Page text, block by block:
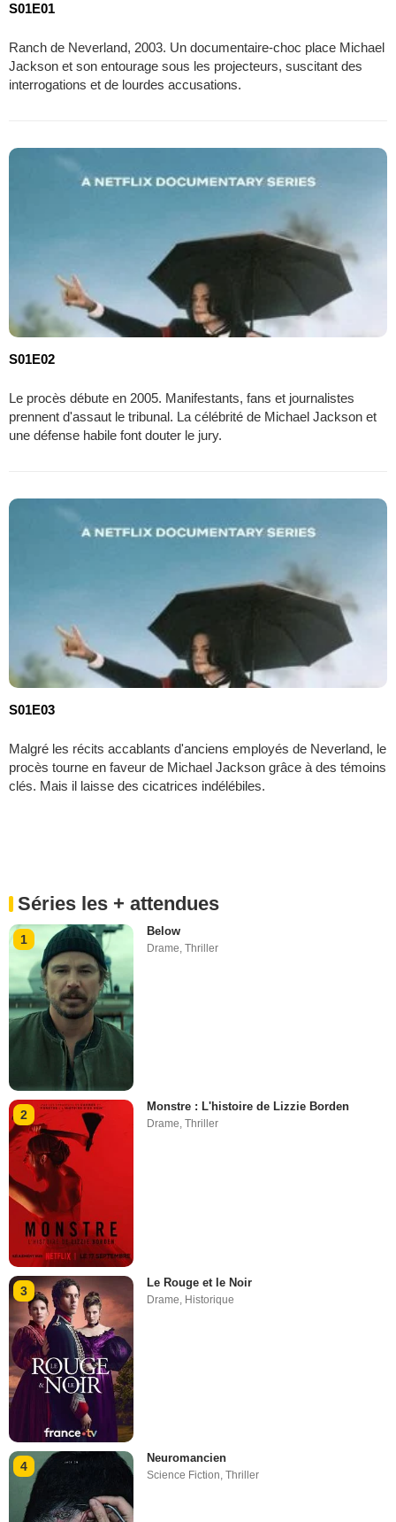
S01E01
Ranch de Neverland, 2003. Un documentaire-choc place Michael
Jackson et son entourage sous les projecteurs, suscitant des
interrogations et de lourdes accusations.
S01E02
Le procès débute en 2005. Manifestants, fans et journalistes
prennent d'assaut le tribunal. La célébrité de Michael Jackson et
une défense habile font douter le jury.
S01E03
Malgré les récits accablants d'anciens employés de Neverland, le
procès tourne en faveur de Michael Jackson grâce à des témoins
clés. Mais il laisse des cicatrices indélébiles.
Séries les + attendues
1
Below
Drame,Thriller
2
Monstre : L'histoire de Lizzie Borden
Drame,Thriller
3
Le Rouge et le Noir
Drame Historique
4
Neuromancien
Science Fiction,Thriller